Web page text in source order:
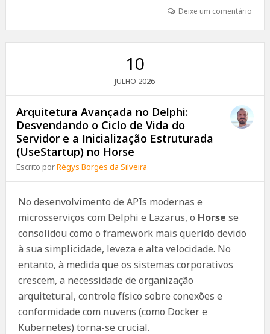
Deixe um comentário
10
JULHO 2026
Arquitetura Avançada no Delphi:
Desvendando o Ciclo de Vida do
Servidor e a Inicialização Estruturada
(UseStartup) no Horse
Escrito porRégys Borges da Silveira
No desenvolvimento de APIs modernas e
microsserviços com Delphi e Lazarus, o Horse se
consolidou como o framework mais querido devido
à sua simplicidade, leveza e alta velocidade. No
entanto, à medida que os sistemas corporativos
crescem, a necessidade de organização
arquitetural, controle físico sobre conexões e
conformidade com nuvens (como Docker e
Kubernetes) torna-se crucial.